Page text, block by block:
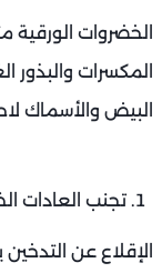
الخضروات الورقية
المكسرات والبذور
البيض والأسماك
تجنب العادات
الإقلاع عن